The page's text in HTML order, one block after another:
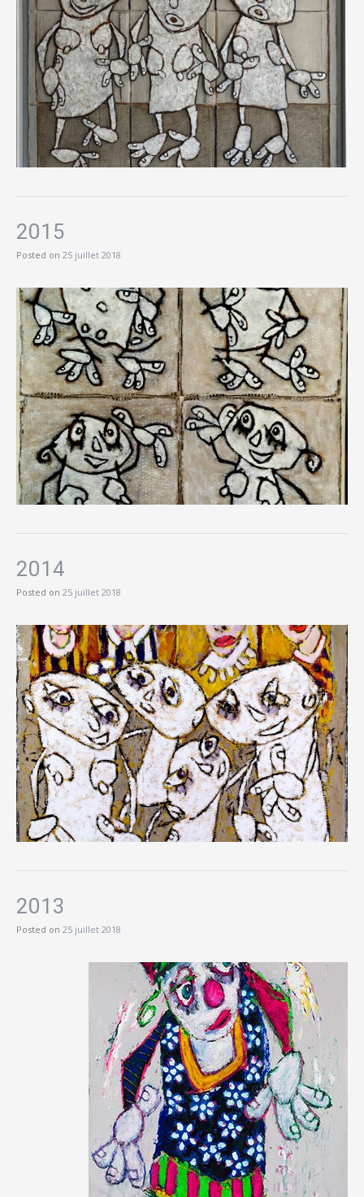
2015
Posted on 25 juillet 2018
2014
Posted on 25 juillet 2018
2013
Posted on 25 juillet 2018